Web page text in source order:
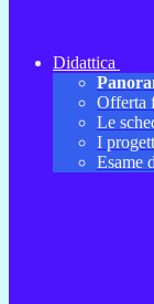
Didattica
Offerta
Le
I
Esame